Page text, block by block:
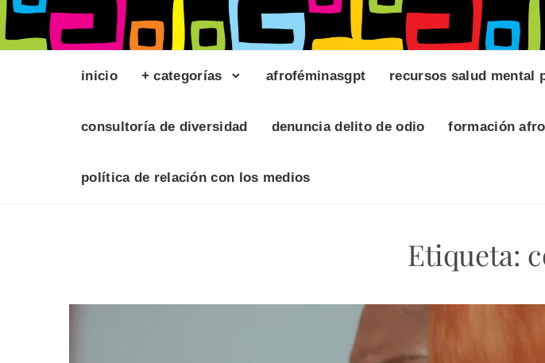
inicio + categorías afroféminasgpt recursos salud mental
consultoría de diversidad denuncia delito de odio formación
política de relación con los medios
Etiqueta: